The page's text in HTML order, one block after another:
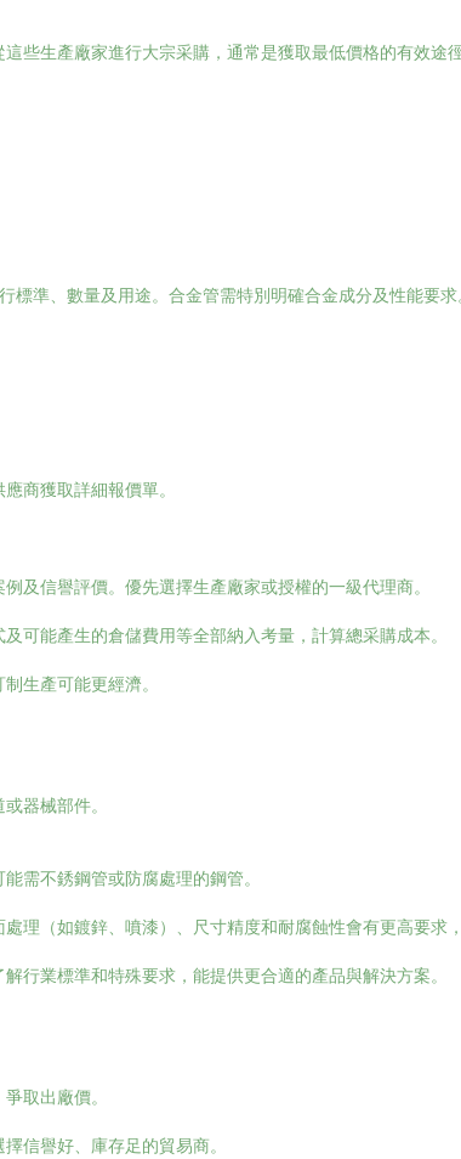
些生產廠家進行大宗采購，通常是獲取最低價格的有效途
準、數量及用途。合金管需特別明確合金成分及性能要
商獲取詳細報價單。
及信譽評價。優先選擇生產廠家或授權的一級代理商。
可能產生的倉儲費用等全部納入考量，計算總采購成本。
生產可能更經濟。
器械部件。
需不銹鋼管或防腐處理的鋼管。
理（如鍍鋅、噴漆）、尺寸精度和耐腐蝕性會有更高要求
行業標準和特殊要求，能提供更合適的產品與解決方案。
取出廠價。
信譽好、庫存足的貿易商。